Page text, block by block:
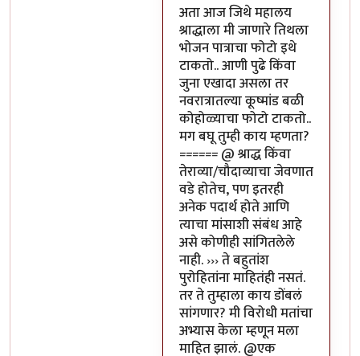
अता आज जिथे महालय
श्राद्धाला मी जाणारे तिथला
भोजन पात्राचा फोटो इथे
टाकतो.. आणी पुढे किंवा
जुना एखादा असला तर
नवरात्रातल्या कूष्मांड बळी
कोहोळ्याचा फोटो टाकतो..
मग बघू तुम्ही काय म्हणता?
====== @ श्राद्ध किंवा
तेराव्या/चौदाव्याचा जेवणात
वडे होतेच, पण इतरही
अनेक पदार्थ होते आणि
त्याचा मांसाशी संबंध आहे
असे कोणीही सांगितलेले
नाही. ››› ते बहुतांश
पुरोहितांना माहितंही नसतं.
तर ते तुम्हाला काय डोंबलं
सांगणार? मी विरोधी मतांचा
अभ्यास केला म्हणून मला
माहित झालं. @एक